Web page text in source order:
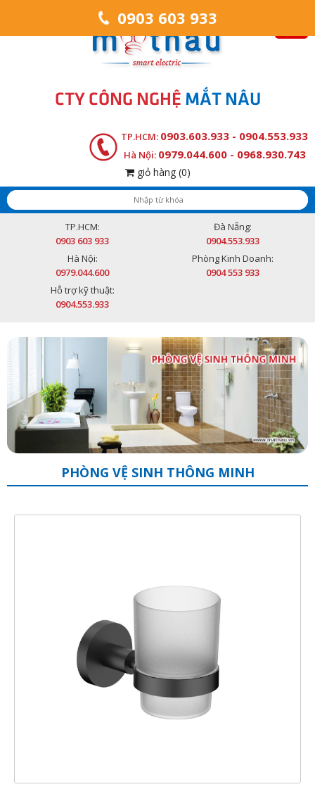
CTY CÔNG NGHỆ MẮT NÂU
TP.HCM: 0903.603.933 - 0904.553.933
Hà Nội: 0979.044.600 - 0968.930.743
giỏ hàng (0)
TP.HCM:
0903 603 933
Đà Nẵng:
0904.553.933
Hà Nội:
0979.044.600
Phòng Kinh Doanh:
0904 553 933
Hỗ trợ kỹ thuật:
0904.553.933
PHÒNG VỆ SINH THÔNG MINH
0903 603 933